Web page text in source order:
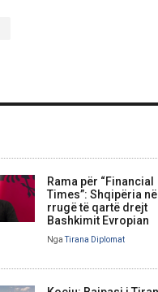
Rama për “Financial
Times”: Shqipëria në
rrugë të qartë drejt
Bashkimit Evropian
NgaTirana Diplomat